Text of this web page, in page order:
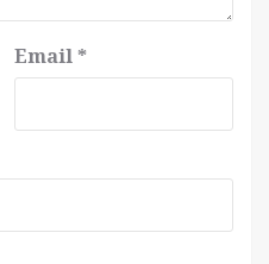
Email *